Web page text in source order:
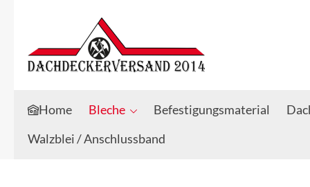
Zum Hauptinhalt springen
Zur Suche springen
Home Bleche Befestigungsmaterial
Walzblei / Anschlussband